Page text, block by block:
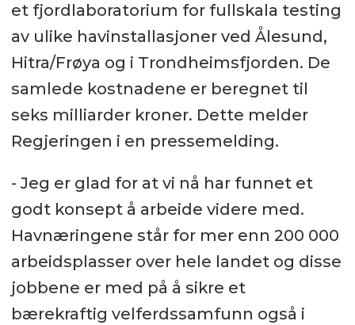
et fjordlaboratorium for fullskala testing
av ulike havinstallasjoner ved Ålesund,
Hitra/Frøya og i Trondheimsfjorden. De
samlede kostnadene er beregnet til
seks milliarder kroner. Dette melder
Regjeringen i en pressemelding.
- Jeg er glad for at vi nå har funnet et
godt konsept å arbeide videre med.
Havnæringene står for mer enn 200 000
arbeidsplasser over hele landet og disse
jobbene er med på å sikre et
bærekraftig velferdssamfunn også i